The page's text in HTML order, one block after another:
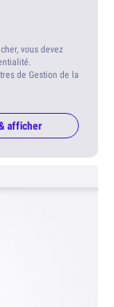
vous devez
de Gestion de la
afficher